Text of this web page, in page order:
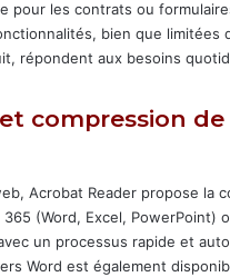
pour les contrats ou
bien que limitées
répondent aux besoins
compression de
Acrobat Reader propose la
(Word, Excel, PowerPoint)
un processus rapide et
Word est également